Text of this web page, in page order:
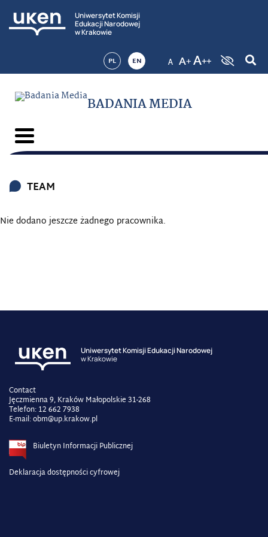
Uniwersytet Komisji
Edukacji Narodowej
w Krakowie
PL EN
BADANIA MEDIA
TEAM
Nie dodano jeszcze żadnego pracownika.
Uniwersytet Komisji Edukacji Narodowej
w Krakowie
Contact
Jęczmienna 9, Kraków Małopolskie 31-268
Telefon: 12 662 7938
E-mail: obm@up.krakow.pl
Biuletyn Informacji Publicznej
Deklaracja dostępności cyfrowej